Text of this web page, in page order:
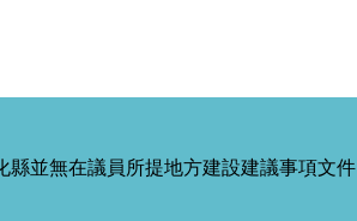
縣並無在議員所提地方建設建議事項文件